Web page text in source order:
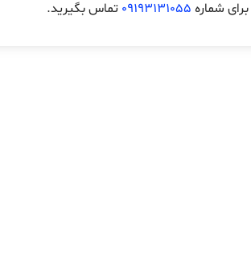
شماره 09193131055 تماس بگیرید.